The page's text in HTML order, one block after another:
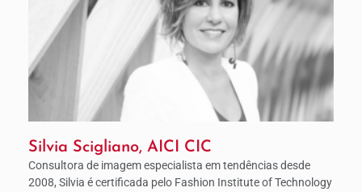
Silvia Scigliano, AICI CIC
Consultora de imagem especialista em tendências desde
2008, Silvia é certificada pelo Fashion Institute of Technology